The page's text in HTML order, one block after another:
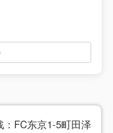
FC东京1‑5町田泽